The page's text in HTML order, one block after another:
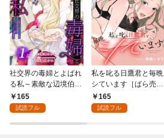
社交界の毒婦とよばれ
る私～素敵な辺境伯令
息に腕を折られたの
で、責任とってもらい
第1話
165
試読フル
私を叱る日鷹君と毎晩
シています［ばら売
り］ 第1話
165
試読フル